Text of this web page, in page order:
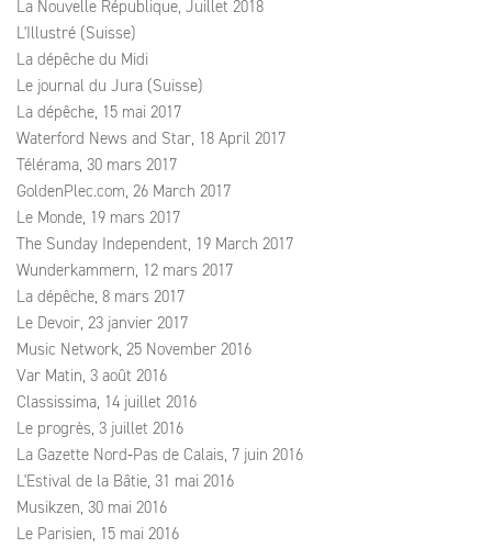
La Nouvelle République, Juillet 2018
L'Illustré (Suisse)
La dépêche du Midi
Le journal du Jura (Suisse)
La dépêche, 15 mai 2017
Waterford News and Star, 18 April 2017
Télérama, 30 mars 2017
GoldenPlec.com, 26 March 2017
Le Monde, 19 mars 2017
The Sunday Independent, 19 March 2017
Wunderkammern, 12 mars 2017
La dépêche, 8 mars 2017
Le Devoir, 23 janvier 2017
Music Network, 25 November 2016
Var Matin, 3 août 2016
Classissima, 14 juillet 2016
Le progrès, 3 juillet 2016
La Gazette Nord‑Pas de Calais, 7 juin 2016
L'Estival de la Bâtie, 31 mai 2016
Musikzen, 30 mai 2016
Le Parisien, 15 mai 2016